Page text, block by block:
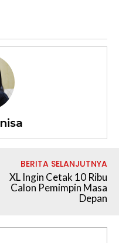
BERITA SELANJUTNYA
XL Ingin Cetak 10 Ribu
Calon Pemimpin Masa
Depan